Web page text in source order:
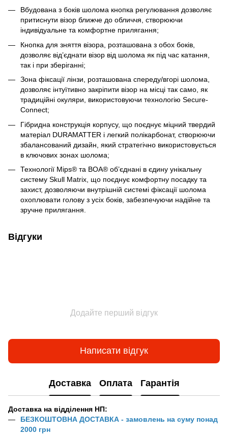
Вбудована з боків шолома кнопка регулювання дозволяє
притиснути візор ближче до обличчя, створюючи
індивідуальне та комфортне прилягання;
Кнопка для зняття візора, розташована з обох боків,
дозволяє від’єднати візор від шолома як під час катання,
так і при зберіганні;
Зона фіксації лінзи, розташована спереду/вгорі шолома,
дозволяє інтуїтивно закріпити візор на місці так само, як
традиційні окуляри, використовуючи технологію Secure-
Connect;
Гібридна конструкція корпусу, що поєднує міцний твердий
матеріал DURAMATTER і легкий полікарбонат, створюючи
збалансований дизайн, який стратегічно використовується
в ключових зонах шолома;
Технології Mips® та BOA® об’єднані в єдину унікальну
систему Skull Matrix, що поєднує комфортну посадку та
захист, дозволяючи внутрішній системі фіксації шолома
охоплювати голову з усіх боків, забезпечуючи надійне та
зручне прилягання.
Відгуки
Додайте перший відгук
Написати відгук
Доставка Оплата Гарантія
Доставка на відділення НП:
БЕЗКОШТОВНА ДОСТАВКА - замовлень на суму понад
2000 грн